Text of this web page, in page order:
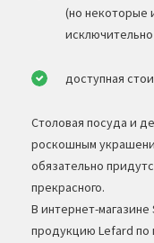
(но некоторые
доступная
Столовая посуда и
роскошным
обязательно
прекрасного.
В интернет-
продукцию Lefard по